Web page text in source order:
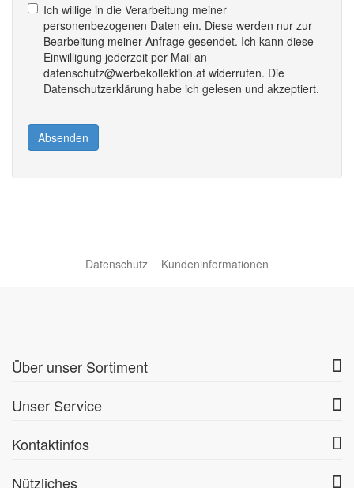
Ich willige in die Verarbeitung meiner
personenbezogenen Daten ein. Diese werden nur zur
Bearbeitung meiner Anfrage gesendet. Ich kann diese
Einwilligung jederzeit per Mail an
datenschutz@werbekollektion.at widerrufen. Die
Datenschutzerklärung habe ich gelesen und akzeptiert.
Absenden
Datenschutz Kundeninformationen
Über unser Sortiment
Unser Service
Kontaktinfos
Nützliches